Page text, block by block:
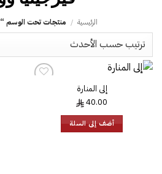
الرئيسية / منتجات تحت الوسم “‎فيرجينيا وولف”
إلى المنارة
40.00
أضف إلى السلة